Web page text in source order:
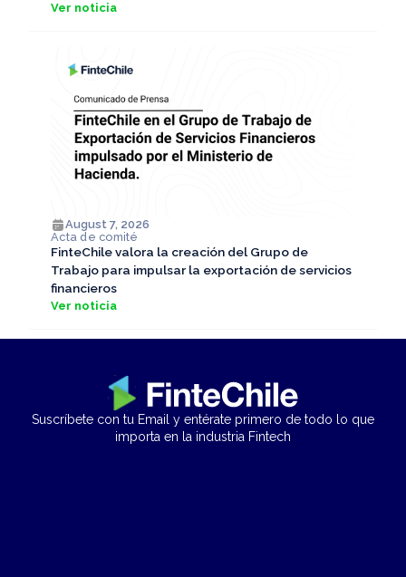
Ver noticia
August 7, 2026
Acta de comité
FinteChile valora la creación del Grupo de
Trabajo para impulsar la exportación de servicios
financieros
Ver noticia
Suscríbete con tu Email y entérate primero de todo lo que
importa en la industria Fintech